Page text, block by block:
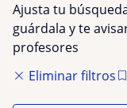
Ajusta tu
guárdala y te
profesores
Eliminar filtros